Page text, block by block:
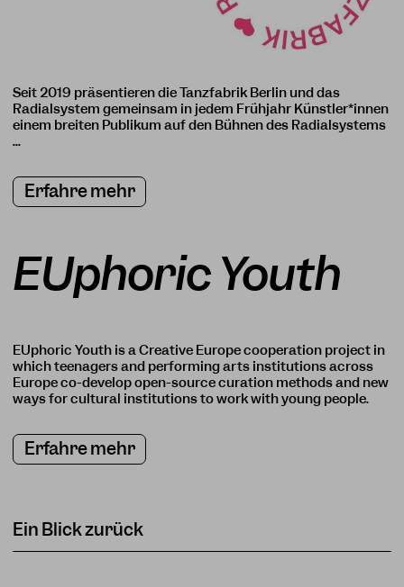
Seit 2019 präsentieren die Tanzfabrik Berlin und das
Radialsystem gemeinsam in jedem Frühjahr Künstler*innen
einem breiten Publikum auf den Bühnen des Radialsystems
...
Erfahre mehr
EUphoric Youth
EUphoric Youth is a Creative Europe cooperation project in
which teenagers and performing arts institutions across
Europe co-develop open-source curation methods and new
ways for cultural institutions to work with young people.
Erfahre mehr
Ein Blick zurück